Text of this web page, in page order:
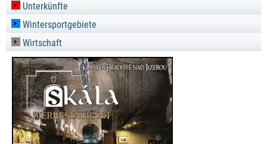
Unterkünfte
Wintersportgebiete
Wirtschaft